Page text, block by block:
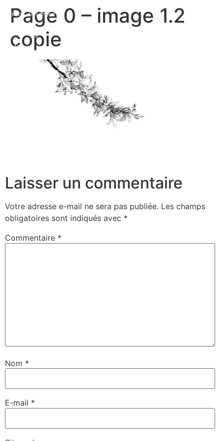
Marion Seigneurin​
Home
Curriculum Vitae
Page 0 – image 1.2
copie
Laisser un commentaire
Votre adresse e-mail ne sera pas publiée. Les champs
obligatoires sont indiqués avec *
Commentaire *
Nom *
E-mail *